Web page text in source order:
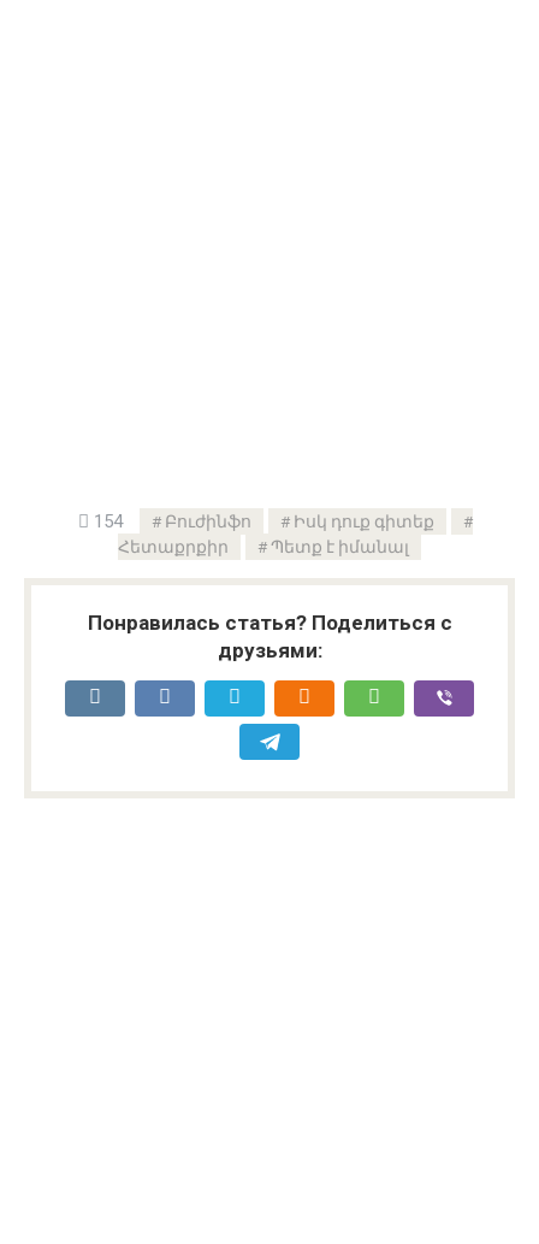
154 Բուժինֆո
Իսկ դուք գիտեք
Հետաքրքիր
Պետք է իմանալ
Понравилась статья? Поделиться с
друзьями: